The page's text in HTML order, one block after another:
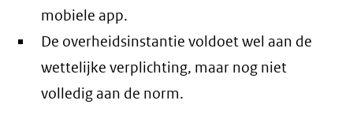
mobiele app.
De overheidsinstantie voldoet wel aan de
wettelijke verplichting, maar nog niet
volledig aan de norm.